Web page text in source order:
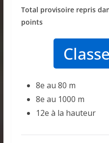
Total provisoire repris
points
8e au 80 m
8e au 1000 m
12e à la hauteur